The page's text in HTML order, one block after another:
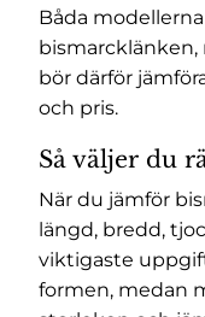
Båda
bör därför
och pris.
Så väljer du
När du jämför
längd, bredd,
viktigaste
formen, medan